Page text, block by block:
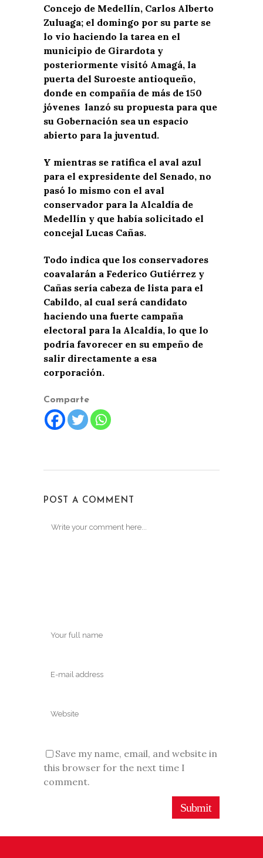
Concejo de Medellín, Carlos Alberto
Zuluaga; el domingo por su parte se
lo vio haciendo la tarea en el
municipio de Girardota y
posteriormente visitó Amagá, la
puerta del Suroeste antioqueño,
donde en compañía de más de 150
jóvenes lanzó su propuesta para que
su Gobernación sea un espacio
abierto para la juventud.
Y mientras se ratifica el aval azul
para el expresidente del Senado, no
pasó lo mismo con el aval
conservador para la Alcaldía de
Medellín y que había solicitado el
concejal Lucas Cañas.
Todo indica que los conservadores
coavalarán a Federico Gutiérrez y
Cañas sería cabeza de lista para el
Cabildo, al cual será candidato
haciendo una fuerte campaña
electoral para la Alcaldía, lo que lo
podría favorecer en su empeño de
salir directamente a esa
corporación.
Comparte
POST A COMMENT
Save my name, email, and website in
this browser for the next time I
comment.